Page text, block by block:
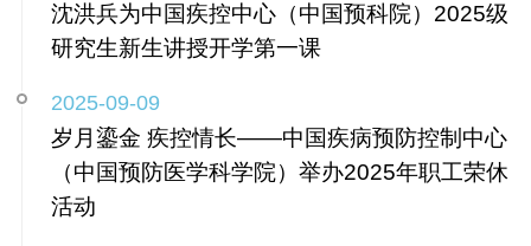
沈洪兵为中国疾控中心（中国预科院）2025级
研究生新生讲授开学第一课
2025-09-09
岁月鎏金 疾控情长——中国疾病预防控制中心
（中国预防医学科学院）举办2025年职工荣休
活动